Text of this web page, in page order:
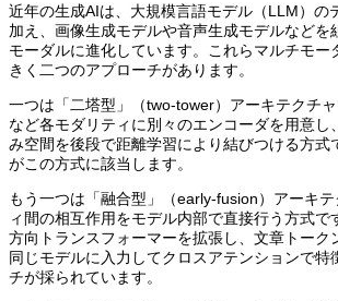
近年の生成AIは、大規模言語モデル（LLM）の
加え、画像生成モデルや音声生成モデルなどを
モーダルに進化しています。これらマルチモー
きく二つのアプローチがあります。
一つは「二塔型」（two-tower）アーキテクチ
など各モダリティに別々のエンコーダを用意し
み空間を後段で距離学習により結びつける方式
がこの方式に該当します。
もう一つは「融合型」（early-fusion）アーキ
ィ間の相互作用をモデル内部で直接行う方式で
方向トランスフォーマーを拡張し、文章トーク
同じモデルに入力してクロスアテンションで特
チが採られています。